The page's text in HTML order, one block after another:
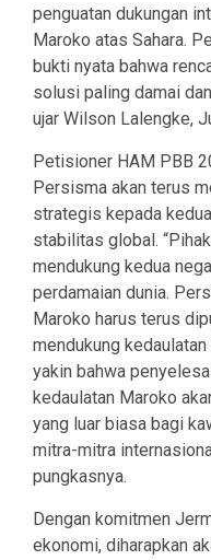
penguatan dukungan
Maroko atas Sahara.
bukti nyata bahwa
solusi paling damai
ujar Wilson Lalengke,
Petisioner HAM PBB
Persisma akan terus
strategis kepada
stabilitas global.
mendukung kedua
perdamaian dunia.
Maroko harus terus
mendukung
yakin bahwa
kedaulatan Maroko
yang luar biasa bagi
mitra-mitra
pungkasnya.
Dengan komitmen
ekonomi, diharapkan